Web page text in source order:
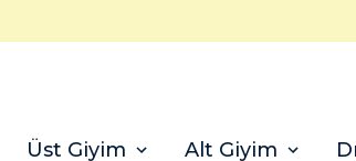
Üst Giyim Alt Giyim